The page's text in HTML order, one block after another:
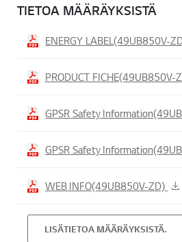
TIETOA MÄÄRÄYKSISTÄ
ENERGY LABEL(49UB850V-
PRODUCT FICHE(49UB850V-
GPSR Safety
GPSR Safety
WEB INFO(49UB850V-ZD)
LISÄTIETOA MÄÄRÄYKSISTÄ.